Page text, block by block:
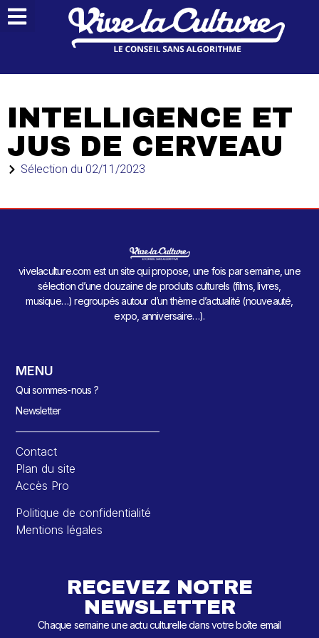
INTELLIGENCE ET
JUS DE CERVEAU
Sélection du 02/11/2023
vivelaculture.com est un site qui propose, une fois par semaine, une
sélection d’une douzaine de produits culturels (films, livres,
musique…) regroupés autour d’un thème d’actualité (nouveauté,
expo, anniversaire…).
MENU
Qui sommes-nous ?
Newsletter
Contact
Plan du site
Accès Pro
Politique de confidentialité
Mentions légales
RECEVEZ NOTRE
NEWSLETTER
Chaque semaine une actu culturelle dans votre boîte email